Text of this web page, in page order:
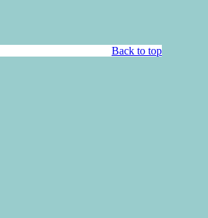
Back to top